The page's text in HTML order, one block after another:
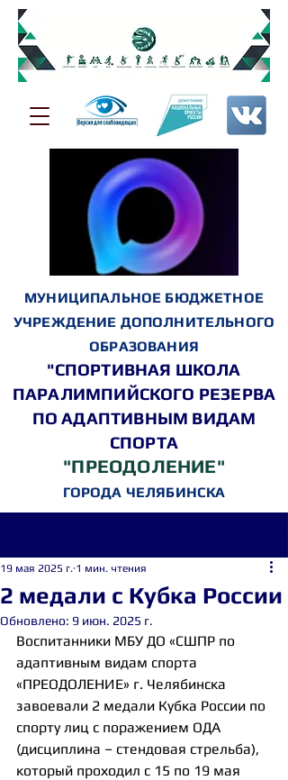
МУНИЦИПАЛЬНОЕ БЮДЖЕТНОЕ
УЧРЕЖДЕНИЕ ДОПОЛНИТЕЛЬНОГО
ОБРАЗОВАНИЯ
"СПОРТИВНАЯ ШКОЛА
ПАРАЛИМПИЙСКОГО РЕЗЕРВА
ПО АДАПТИВНЫМ ВИДАМ
СПОРТА
"ПРЕОДОЛЕНИЕ"
ГОРОДА ЧЕЛЯБИНСКА
2 медали с Кубка России
19 мая 2025 г. 1 мин. чтения
Обновлено: 9 июн. 2025 г.
Воспитанники МБУ ДО «СШПР по
адаптивным видам спорта
«ПРЕОДОЛЕНИЕ» г. Челябинска
завоевали 2 медали Кубка России по
спорту лиц с поражением ОДА
(дисциплина – стендовая стрельба),
который проходил с 15 по 19 мая